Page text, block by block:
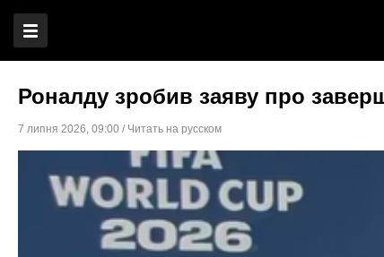
Роналду зробив заяву про
7 липня 2026, 09:00 / Читать на русском